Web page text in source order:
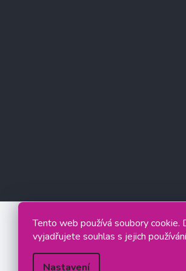
Tento web používá soubory
vyjadřujete souhlas s jejich
Nastavení